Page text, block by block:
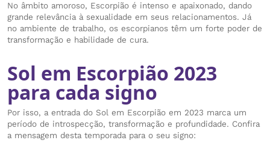
No âmbito amoroso, Escorpião é intenso e apaixonado, dando
grande relevância à sexualidade em seus relacionamentos. Já
no ambiente de trabalho, os escorpianos têm um forte poder de
transformação e habilidade de cura.
Sol em Escorpião 2023
para cada signo
Por isso, a entrada do Sol em Escorpião em 2023 marca um
período de introspecção, transformação e profundidade. Confira
a mensagem desta temporada para o seu signo: